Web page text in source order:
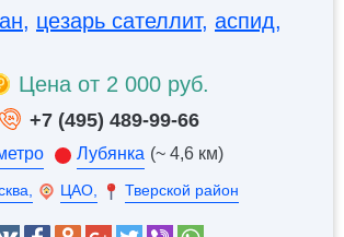
, цезарь сателлит, аспид,
Цена от 2 000 руб.
+7 (495) 489-99-66
Лубянка (~ 4,6 км)
ЦАО, Тверской район